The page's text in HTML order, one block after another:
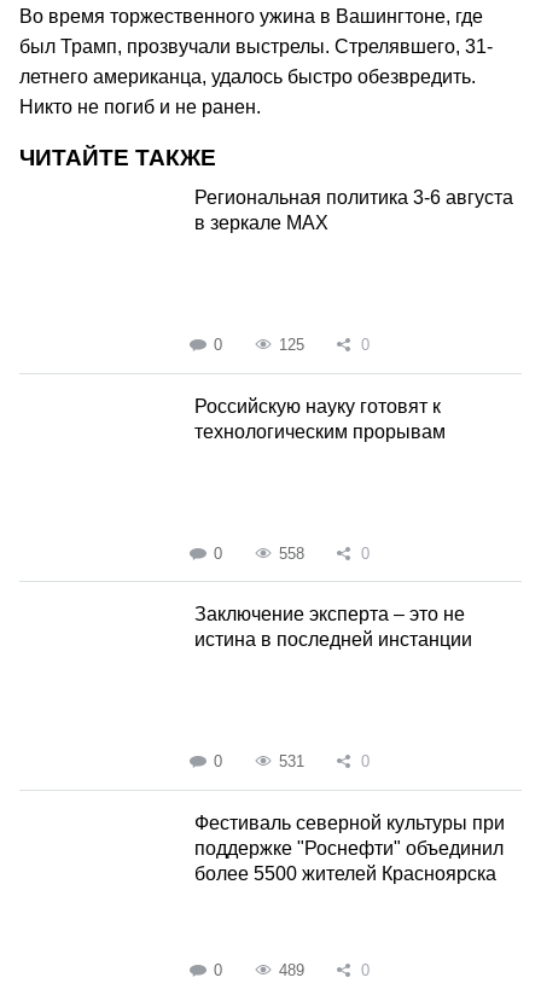
Во время торжественного ужина в Вашингтоне, где
был Трамп, прозвучали выстрелы. Стрелявшего, 31-
летнего американца, удалось быстро обезвредить.
Никто не погиб и не ранен.
ЧИТАЙТЕ ТАКЖЕ
Региональная политика 3-6 августа
в зеркале MAX
0 125 0
Российскую науку готовят к
технологическим прорывам
0 558 0
Заключение эксперта – это не
истина в последней инстанции
0 531 0
Фестиваль северной культуры при
поддержке "Роснефти" объединил
более 5500 жителей Красноярска
0 489 0